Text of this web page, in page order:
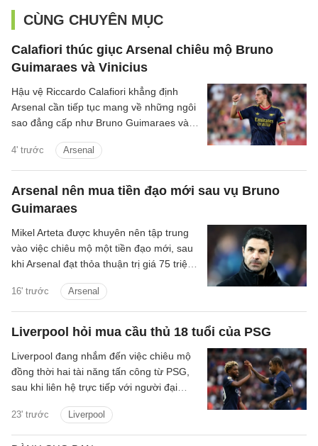
CÙNG CHUYÊN MỤC
Calafiori thúc giục Arsenal chiêu mộ Bruno
Guimaraes và Vinicius
4' trước Arsenal
Hậu vệ Riccardo Calafiori khẳng định
Arsenal cần tiếp tục mang về những ngôi
sao đẳng cấp như Bruno Guimaraes và
một và hướng đến một mùa giải thành
công hơn nữa.
Arsenal nên mua tiền đạo mới sau vụ Bruno
Guimaraes
16' trước Arsenal
Mikel Arteta được khuyên nên tập trung
vào việc chiêu mộ một tiền đạo mới, sau
khi Arsenal đạt thỏa thuận trị giá 75 triệu
Liverpool hỏi mua cầu thủ 18 tuổi của PSG
23' trước Liverpool
Liverpool đang nhắm đến việc chiêu mộ
đồng thời hai tài năng tấn công từ PSG,
sau khi liên hệ trực tiếp với người đại